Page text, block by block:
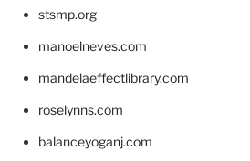
stsmp.org
manoelneves.com
mandelaeffectlibrary.com
roselynns.com
balanceyoganj.com